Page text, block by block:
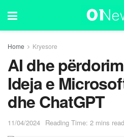
Home Kryesore
AI dhe
Ideja e
dhe ChatGPT
11/04/2024 Reading Time: 2 mins read